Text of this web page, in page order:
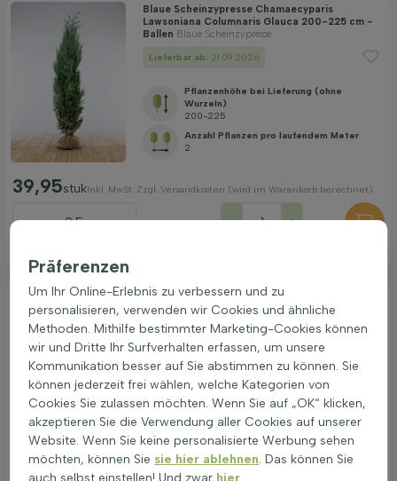
Blaue Scheinzypresse Chamaecyparis
Lawsoniana Columnaris Glauca 200-225 cm -
Ballen Blaue Scheinzypresse
Lieferbar ab: 21.09.2026
Pflanzenhöhe bei Lieferung (ohne
Wurzeln)
200-225
Anzahl Pflanzen pro laufendem Meter
2
39,95stukInkl. MwSt. Zzgl. Versandkosten (wird im Warenkorb berechnet)
= - +
Gelbe Scheinzypresse Chamaecyparis
Lawsoniana Ivonne 60-80 cm - Ballen
Scheinzypresse
Pflanzenhöhe bei Lieferung (ohne
Wurzeln)
60-80
Anzahl Pflanzen pro laufendem Meter
6,95 stukInkl. MwSt. Zzgl. Versandkosten (wird im Warenkorb berechnet)
Präferenzen
Um Ihr Online-Erlebnis zu verbessern und zu
personalisieren, verwenden wir Cookies und ähnliche
Methoden. Mithilfe bestimmter Marketing-Cookies können
wir und Dritte Ihr Surfverhalten erfassen, um unsere
Kommunikation besser auf Sie abstimmen zu können. Sie
können jederzeit frei wählen, welche Kategorien von
Cookies Sie zulassen möchten. Wenn Sie auf „OK“ klicken,
akzeptieren Sie die Verwendung aller Cookies auf unserer
Website. Wenn Sie keine personalisierte Werbung sehen
möchten, können Sie sie hier ablehnen. Das können Sie
auch selbst einstellen! Und zwar hier